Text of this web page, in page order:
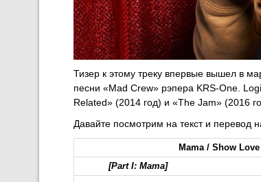
Тизер к этому треку впервые вышел в
песни «Mad Crew» рэпера KRS-One.
Related» (2014 год) и «The Jam» (2016
Давайте посмотрим на текст и перевод
Mama / Show Love
[Part I: Mama]